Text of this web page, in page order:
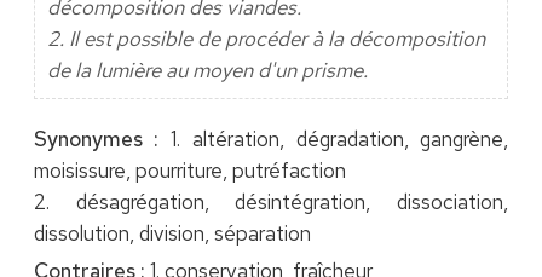
décomposition des viandes.
2. Il est possible de procéder à la décomposition
de la lumière au moyen d'un prisme.
Synonymes : 1. altération, dégradation, gangrène,
moisissure, pourriture, putréfaction
2. désagrégation, désintégration, dissociation,
dissolution, division, séparation
Contraires : 1. conservation, fraîcheur